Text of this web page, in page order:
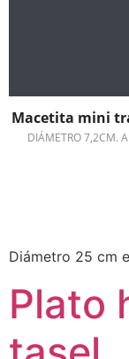
Macetita mini
DIÁMETRO 7,2CM.
Diámetro 25 cm
Plato